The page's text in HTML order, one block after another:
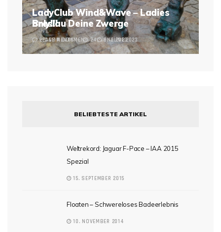
Breslau Deine Zwerge
2 COMMENTS 24. JUNE 2023
LadyClub Wind&Wave – Ladies
only!!!
LEAVE A COMMENT 6. JUNE 2023
BELIEBTESTE ARTIKEL
Weltrekord: Jaguar F-Pace – IAA 2015
Spezial
15. SEPTEMBER 2015
Floaten – Schwereloses Badeerlebnis
10. NOVEMBER 2014